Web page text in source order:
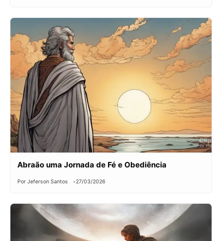
Abraão uma Jornada de Fé e Obediência
Por Jeferson Santos 27/03/2026